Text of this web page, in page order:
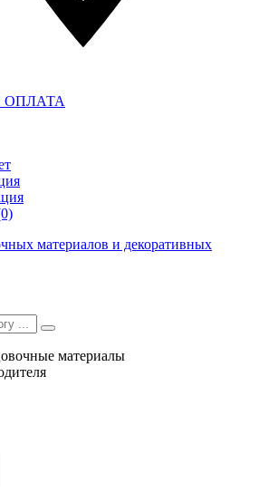
ОПЛАТА
материалы